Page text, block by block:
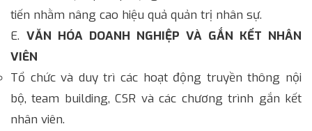
tiến nhằm nâng cao hiệu quả quản trị nhân sự.
E. VĂN HÓA DOANH NGHIỆP VÀ GẮN KẾT NHÂN
VIÊN
Tổ chức và duy trì các hoạt động truyền thông nội
bộ, team building, CSR và các chương trình gắn kết
nhân viên.